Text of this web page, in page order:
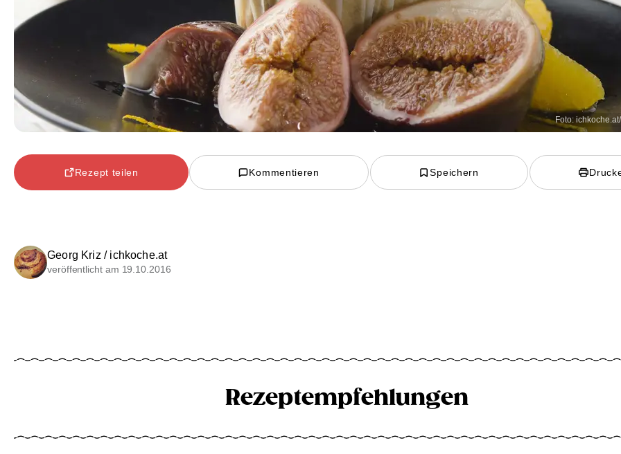
Foto:
Rezept teilen Kommentieren Speichern
Georg Kriz / ichkoche.at
veröffentlicht am 19.10.2016
Rezeptempfehlungen